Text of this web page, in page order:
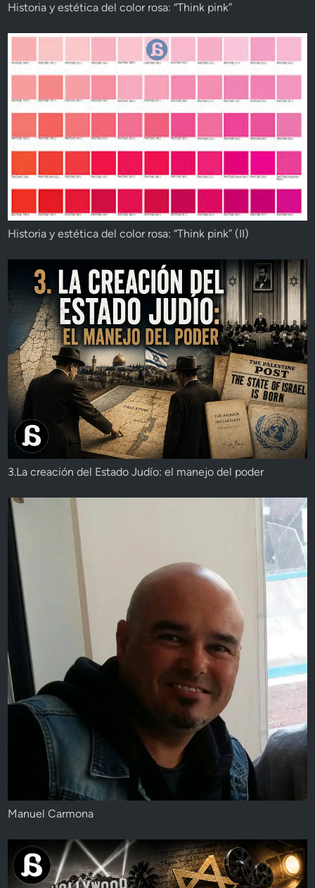
Historia y estética del color rosa: “Think pink”
Historia y estética del color rosa: “Think pink” (II)
3.La creación del Estado Judío: el manejo del poder
Manuel Carmona